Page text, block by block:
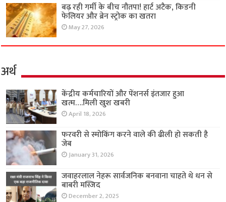
बढ़ रही गर्मी के बीच नौतपा! हार्ट अटैक, किडनी
फेलियर और ब्रेन स्ट्रोक का खतरा
May 27, 2026
अर्थ
केंद्रीय कर्मचारियों और पेंशनर्स इंतजार हुआ
खत्म….मिली खुश खबरी
April 18, 2026
फरवरी से स्मोकिंग करने वाले की ढीली हो सकती है
जेब
January 31, 2026
जवाहरलाल नेहरू सार्वजनिक बनवाना चाहते थे धन से
बाबरी मस्जिद
December 2, 2025